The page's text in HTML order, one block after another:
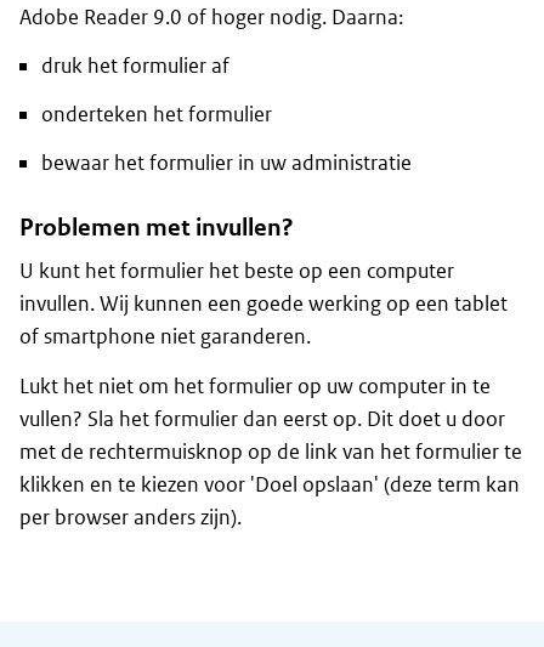
Adobe Reader 9.0 of hoger nodig. Daarna:
druk het formulier af
onderteken het formulier
bewaar het formulier in uw administratie
Problemen met invullen?
U kunt het formulier het beste op een computer
invullen. Wij kunnen een goede werking op een tablet
of smartphone niet garanderen.
Lukt het niet om het formulier op uw computer in te
vullen? Sla het formulier dan eerst op. Dit doet u door
met de rechtermuisknop op de link van het formulier te
klikken en te kiezen voor 'Doel opslaan' (deze term kan
per browser anders zijn).